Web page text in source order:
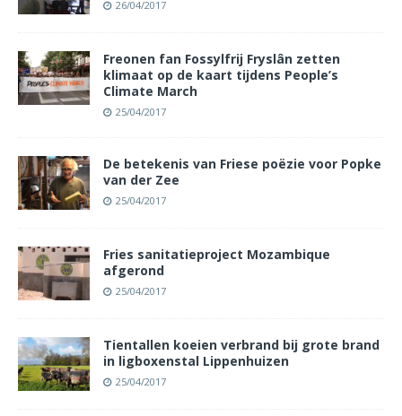
26/04/2017
Freonen fan Fossylfrij Fryslân zetten
klimaat op de kaart tijdens People’s
Climate March
25/04/2017
De betekenis van Friese poëzie voor Popke
van der Zee
25/04/2017
Fries sanitatieproject Mozambique
afgerond
25/04/2017
Tientallen koeien verbrand bij grote brand
in ligboxenstal Lippenhuizen
25/04/2017